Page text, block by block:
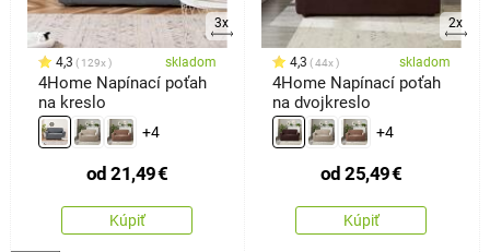
3x
4,3 129x skladom
4Home Napínací poťah
na kreslo
+4
od 21,49€
Kúpiť
2x
4,3 44x skladom
4Home Napínací poťah
na dvojkreslo
+4
od 25,49€
Kúpiť